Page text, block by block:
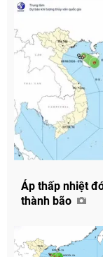
Áp thấp nhiệt
thành bão